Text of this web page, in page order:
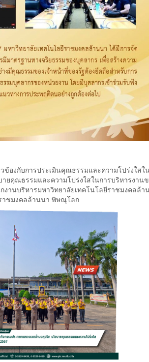
องกับการประเมินคุณธรรมและความโปร่งใส
ยคุณธรรมและความโปร่งใสในการบริหารงา
นบริหารมหาวิทยาลัยเทคโนโลยีราชมงคล
าชมงคลล้านนา พิษณุโลก